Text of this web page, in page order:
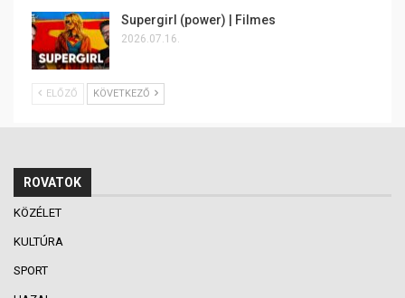
Supergirl (power) | Filmes
2026.07.16.
ELŐZŐ KÖVETKEZŐ
ROVATOK
KÖZÉLET
KULTÚRA
SPORT